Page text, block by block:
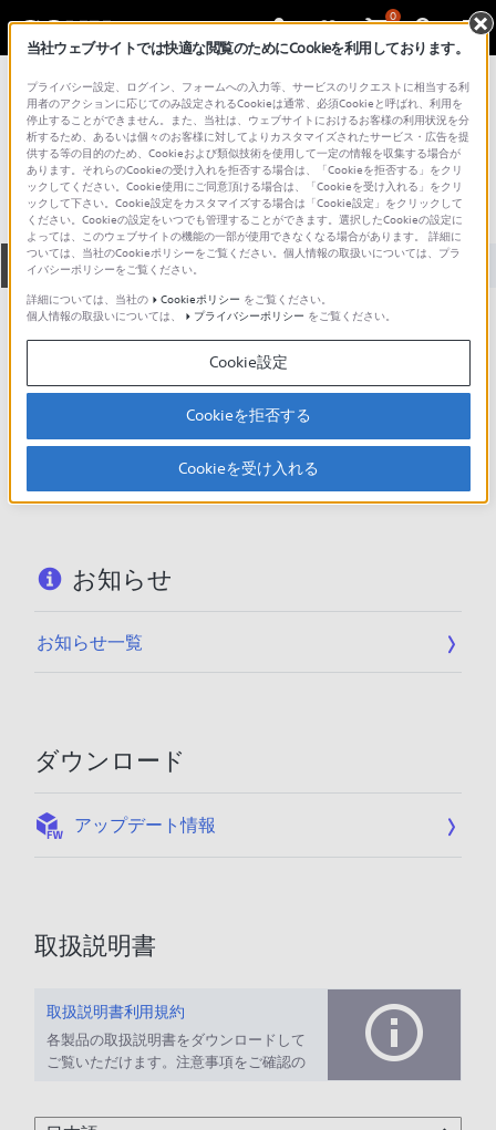
0
総合サポート・お問い合わせ VGC シリーズ
VGC-JS50B
全て ダウンロード 取扱説明書 Q&A
製品に関する重要なお知らせ
お知らせ
製品に関する重要なお知らせ
重要なお知らせ一覧
お知らせ
お知らせ一覧
ダウンロード
アップデート情報
取扱説明書
取扱説明書利用規約
各製品の取扱説明書をダウンロードして
ご覧いただけます。注意事項をご確認の
当社ウェブサイトでは快適な閲覧のためにCookieを利用しております。
プライバシー設定、ログイン、フォームへの入力等、サービスのリクエストに相当する利
用者のアクションに応じてのみ設定されるCookieは通常、必須Cookieと呼ばれ、利用を
停止することができません。また、当社は、ウェブサイトにおけるお客様の利用状況を分
析するため、あるいは個々のお客様に対してよりカスタマイズされたサービス・広告を提
供する等の目的のため、Cookieおよび類似技術を使用して一定の情報を収集する場合が
あります。それらのCookieの受け入れを拒否する場合は、「Cookieを拒否する」をクリ
ックしてください。Cookie使用にご同意頂ける場合は、「Cookieを受け入れる」をクリ
ックして下さい。Cookie設定をカスタマイズする場合は「Cookie設定」をクリックして
ください。Cookieの設定をいつでも管理することができます。選択したCookieの設定に
よっては、このウェブサイトの機能の一部が使用できなくなる場合があります。 詳細に
ついては、当社のCookieポリシーをご覧ください。個人情報の取扱いについては、プラ
イバシーポリシーをご覧ください。
詳細については、当社の
Cookieポリシー をご覧ください。
個人情報の取扱いについては、
プライバシーポリシー をご覧ください。
Cookie設定
Cookieを拒否する
Cookieを受け入れる